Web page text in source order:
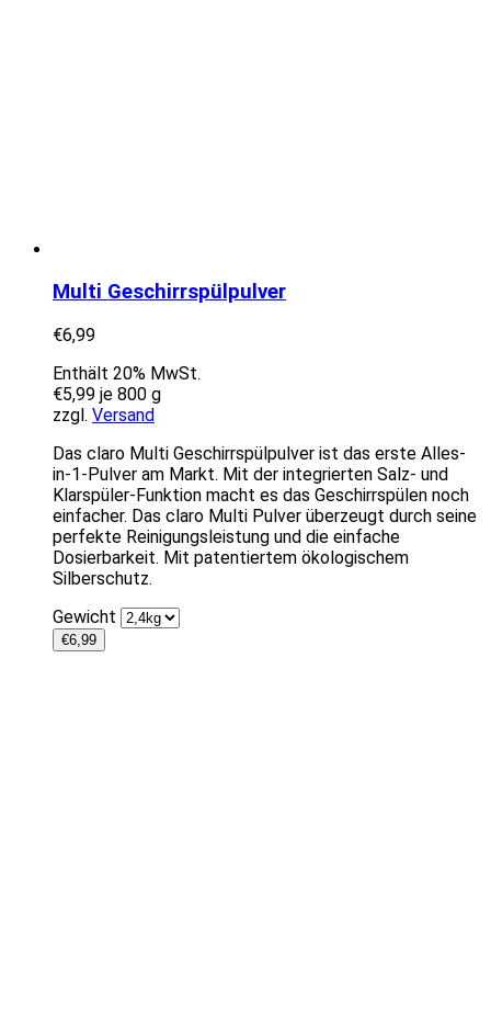
Multi Geschirrspülpulver
€6,99
Enthält 20% MwSt.
€5,99 je 800 g
zzgl. Versand
Das claro Multi Geschirrspülpulver ist das erste Alles-
in-1-Pulver am Markt. Mit der integrierten Salz- und
Klarspüler-Funktion macht es das Geschirrspülen noch
einfacher. Das claro Multi Pulver überzeugt durch seine
perfekte Reinigungsleistung und die einfache
Dosierbarkeit. Mit patentiertem ökologischem
Silberschutz.
Gewicht
€6,99